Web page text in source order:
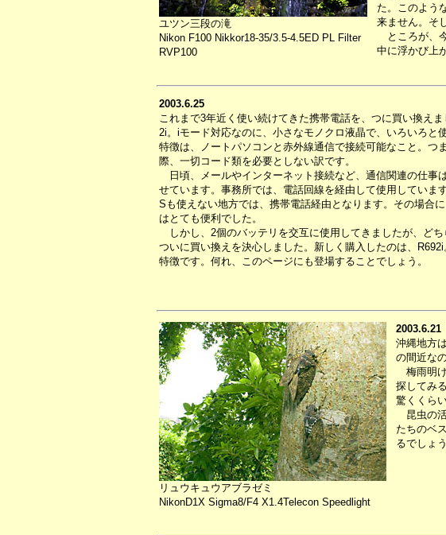
ユツン三段の滝
Nikon F100 Nikkor18-35/3.5-4.5ED PL Filter
RVP100
た。このよう
来ません。そ
ところが、
中に浮かび上
2003.6.25
これまで3年近く使い続けてきた携帯電話を、つに買い換え
2i。iモード対応なのに、小さなモノクロ液晶で、いろいろと
特徴は、ノートパソコンと赤外線通信で接続可能なこと。つ
際、一切コード類を必要としない訳です。
日頃、メールやインターネット接続など、通信関連の仕事
せています。事務所では、電話回線を経由して使用していま
Sも使えない地方では、携帯電話経由となります。その場合
はとても便利でした。
しかし、2個のバッテリを交互に使用してきましたが、どち
ついに買い換えを決心しました。新しく購入したのは、
特徴です。何れ、このページにも登場することでしょう。
リュウキュウアブラゼミ
NikonD1X Sigma8/F4 X1.4Telecon Speedlight
2003.6.21
沖縄地方
の間近な
梅雨明け
探してみ
驚くくらい
昆虫の活
たちのベ
るでしょ